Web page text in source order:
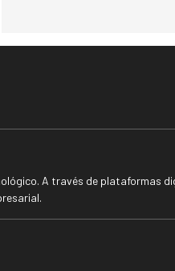
A través de plataformas